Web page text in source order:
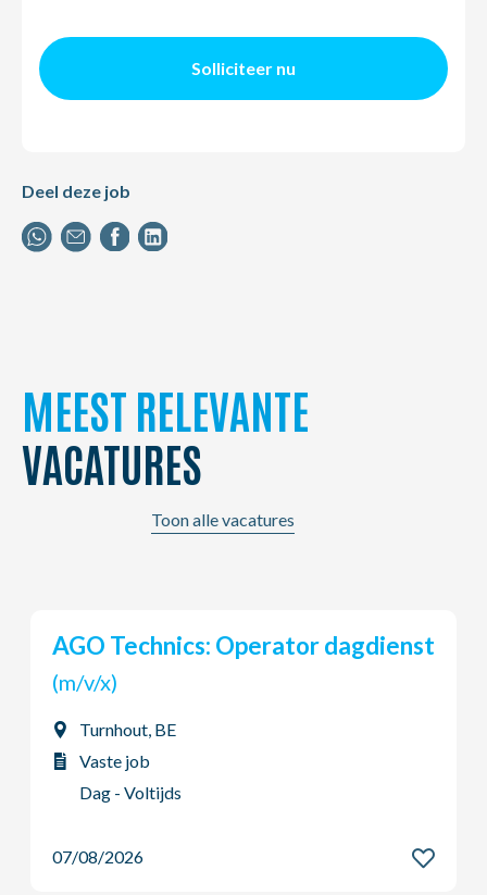
Solliciteer nu
Deel deze job
MEEST RELEVANTE
VACATURES
Toon alle vacatures
Wasserijmedewerker
(m/v/x)
Waarschoot, BE
Vaste job
Dag - Voltijds
07/08/2026